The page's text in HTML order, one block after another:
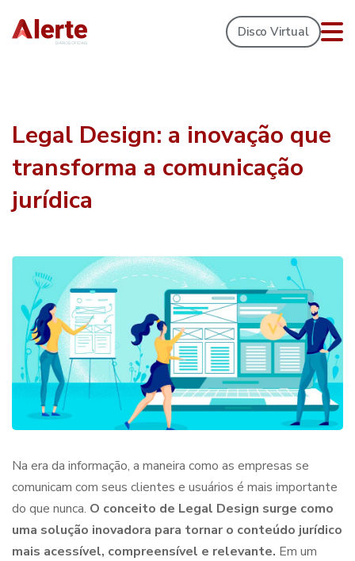
Disco Virtual
Legal Design: a inovação que
transforma a comunicação
jurídica
Na era da informação, a maneira como as empresas se
comunicam com seus clientes e usuários é mais importante
do que nunca. O conceito de Legal Design surge como
uma solução inovadora para tornar o conteúdo jurídico
mais acessível, compreensível e relevante. Em um